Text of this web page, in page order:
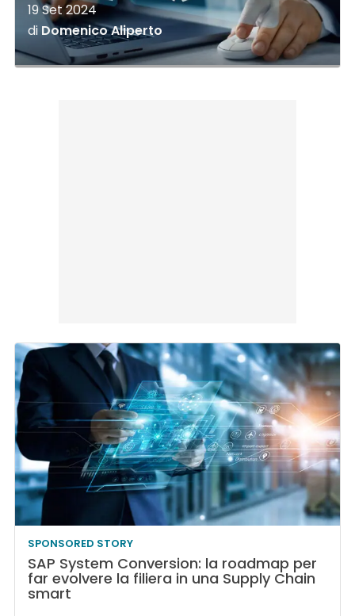
19 Set 2024
di Domenico Aliperto
SPONSORED STORY
SAP System Conversion: la roadmap per
far evolvere la filiera in una Supply Chain
smart